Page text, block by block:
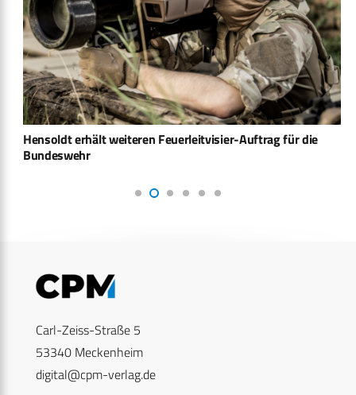
Hensoldt erhält weiteren Feuerleitvisier-Auftrag für die
Bundeswehr
Carl-Zeiss-Straße 5
53340 Meckenheim
digital@cpm-verlag.de